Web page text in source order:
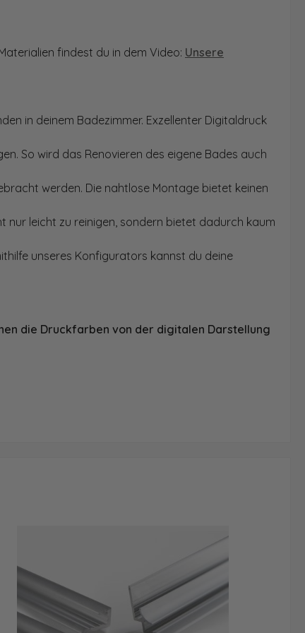
findest du in dem Video: Unsere
in deinem Badezimmer. Exzellenter Digitaldruck
So wird das Renovieren des eigene Bades auch
werden. Die nahtlose Montage bietet keinen
nur leicht zu reinigen, sondern bietet dadurch kaum
unseres Konfigurators kannst du deine
die Druckfarben von der digitalen Darstellung